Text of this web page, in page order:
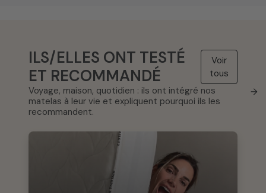
ILS/ELLES ONT TESTÉ
ET RECOMMANDÉ
Voir
tous
→
Voyage, maison, quotidien : ils ont intégré nos
matelas à leur vie et expliquent pourquoi ils les
recommandent.